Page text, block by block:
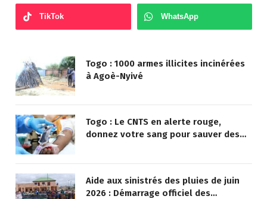
TikTok WhatsApp
Togo : 1000 armes illicites incinérées
à Agoè-Nyivé
Togo : Le CNTS en alerte rouge,
donnez votre sang pour sauver des
Aide aux sinistrés des pluies de juin
2026 : Démarrage officiel des